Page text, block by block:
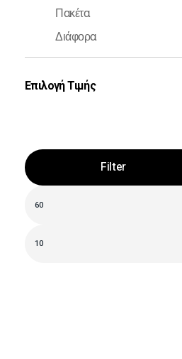
Πακέτα
Διάφορα
Επιλογή Τιμής
Filter